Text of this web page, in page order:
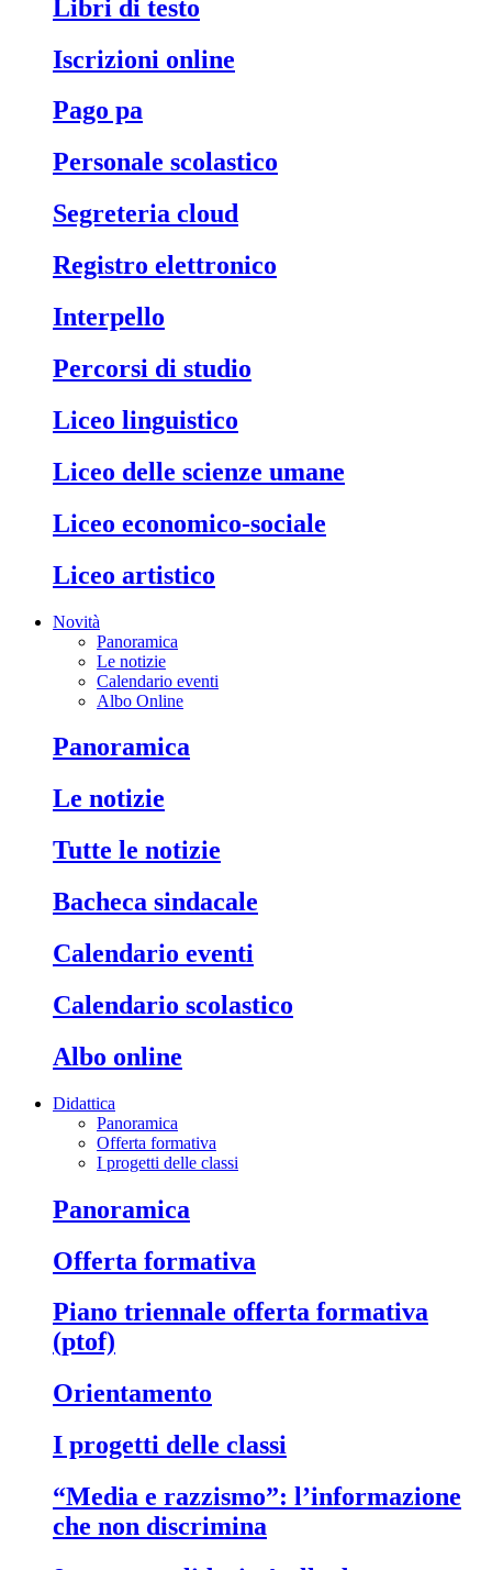
libri di testo
iscrizioni online
pago pa
personale scolastico
segreteria cloud
registro elettronico
interpello
percorsi di studio
liceo linguistico
liceo delle scienze umane
liceo economico-sociale
liceo artistico
Novità
Panoramica
Le notizie
Calendario eventi
Albo Online
panoramica
le notizie
tutte le notizie
bacheca sindacale
calendario eventi
calendario scolastico
albo online
Didattica
Panoramica
Offerta formativa
I progetti delle classi
panoramica
offerta formativa
piano triennale offerta formativa
(ptof)
orientamento
i progetti delle classi
“media e razzismo”: l’informazione
che non discrimina